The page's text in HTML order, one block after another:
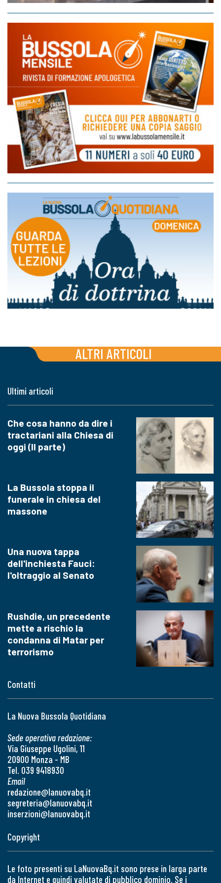
ALTRI ARTICOLI
Contatti
La Nuova Bussola Quotidiana
Sede operativa redazione:
Via Giuseppe Ugolini, 11
20900 Monza - MB
Tel. 039 9418930
Email
redazione@lanuovabq.it
segreteria@lanuovabq.it
inserzioni@lanuovabq.it
Ultimi articoli
Che cosa hanno da dire i
tractariani alla Chiesa di
oggi (II parte)
La Bussola stoppa il
funerale in chiesa del
massone
Una nuova tappa
dell'inchiesta Fauci:
l'oltraggio al Senato
Rushdie, un precedente
mette a rischio la
condanna di Matar per
terrorismo
Copyright
Le foto presenti su LaNuovaBq.it sono prese in larga parte
da Internet e quindi valutate di pubblico dominio. Se i